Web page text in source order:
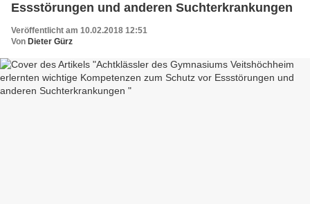
Essstörungen und anderen Suchterkrankungen
Veröffentlicht am 10.02.2018 12:51
Von Dieter Gürz